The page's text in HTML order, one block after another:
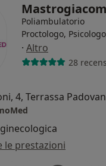
Poliambulatorio
Proctologo,
· Altro
28
4, Terrassa
le prestazioni